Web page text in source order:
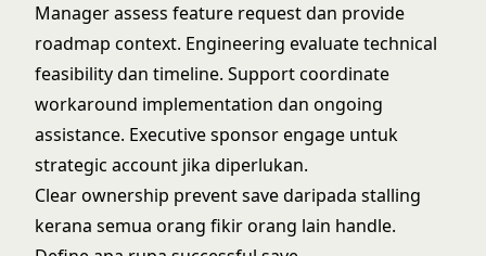
Manager assess feature request dan provide
roadmap context. Engineering evaluate technical
feasibility dan timeline. Support coordinate
workaround implementation dan ongoing
assistance. Executive sponsor engage untuk
strategic account jika diperlukan.
Clear ownership prevent save daripada stalling
kerana semua orang fikir orang lain handle.